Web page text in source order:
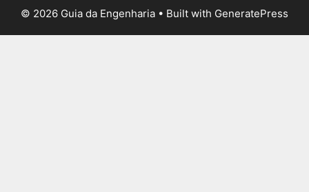
© 2026 Guia da Engenharia • Built with GeneratePress